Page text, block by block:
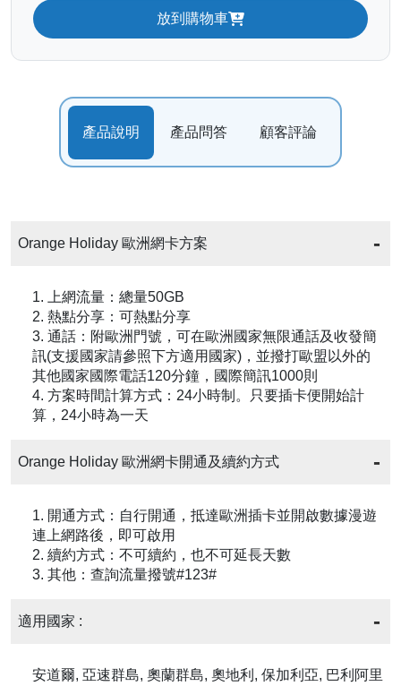
放到購物車
產品說明 產品問答 顧客評論
Orange Holiday 歐洲網卡方案
1. 上網流量：總量50GB
2. 熱點分享：可熱點分享
3. 通話：附歐洲門號，可在歐洲國家無限通話及收發簡
訊(支援國家請參照下方適用國家)，並撥打歐盟以外的
其他國家國際電話120分鐘，國際簡訊1000則
4. 方案時間計算方式：24小時制。只要插卡便開始計
算，24小時為一天
Orange Holiday 歐洲網卡開通及續約方式
1. 開通方式：自行開通，抵達歐洲插卡並開啟數據漫遊
連上網路後，即可啟用
2. 續約方式：不可續約，也不可延長天數
3. 其他：查詢流量撥號#123#
適用國家 :
安道爾, 亞速群島, 奧蘭群島, 奧地利, 保加利亞, 巴利阿里